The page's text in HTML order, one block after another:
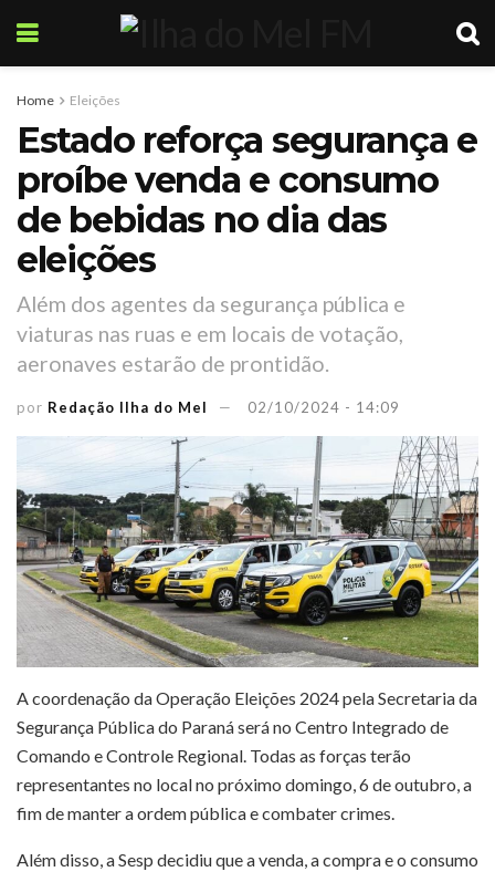
Home Eleições
Estado reforça segurança e
proíbe venda e consumo
de bebidas no dia das
eleições
Além dos agentes da segurança pública e
viaturas nas ruas e em locais de votação,
aeronaves estarão de prontidão.
por Redação Ilha do Mel 02/10/2024 - 14:09
A coordenação da Operação Eleições 2024 pela Secretaria da
Segurança Pública do Paraná será no Centro Integrado de
Comando e Controle Regional. Todas as forças terão
representantes no local no próximo domingo, 6 de outubro, a
fim de manter a ordem pública e combater crimes.
Além disso, a Sesp decidiu que a venda, a compra e o consumo